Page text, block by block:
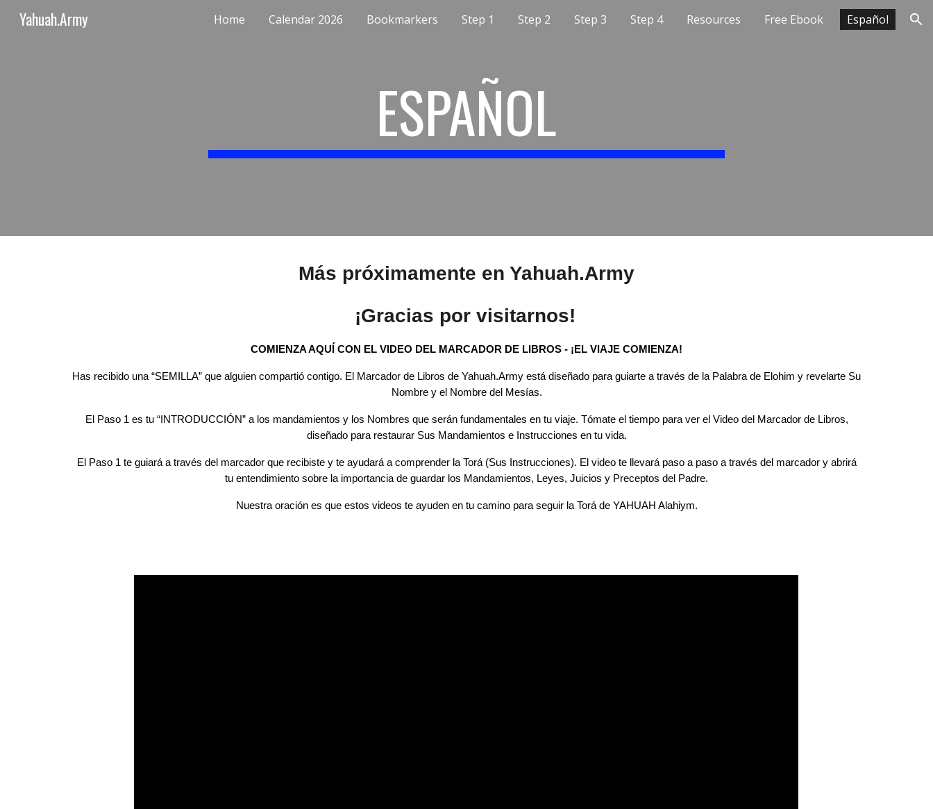
Skip to main content Skip to navigation
Yahuah.Army Home Calendar 2026 Bookmarkers Step 1 Step 2 Step 3 Step 4 Resources Free Ebook Español
ESPAÑOL
Más próximamente en Yahuah.Army
¡Gracias por visitarnos!
COMIENZA AQUÍ CON EL VIDEO DEL MARCADOR DE LIBROS - ¡EL VIAJE COMIENZA!
Has recibido una “SEMILLA” que alguien compartió contigo. El Marcador de Libros de Yahuah.Army está diseñado para guiarte a través de la Palabra de Elohim y revelarte Su
Nombre y el Nombre del Mesías.
El Paso 1 es tu “INTRODUCCIÓN” a los mandamientos y los Nombres que serán fundamentales en tu viaje. Tómate el tiempo para ver el Video del Marcador de Libros,
diseñado para restaurar Sus Mandamientos e Instrucciones en tu vida.
El Paso 1 te guiará a través del marcador que recibiste y te ayudará a comprender la Torá (Sus Instrucciones). El video te llevará paso a paso a través del marcador y abrirá
tu entendimiento sobre la importancia de guardar los Mandamientos, Leyes, Juicios y Preceptos del Padre.
Nuestra oración es que estos videos te ayuden en tu camino para seguir la Torá de YAHUAH Alahiym.